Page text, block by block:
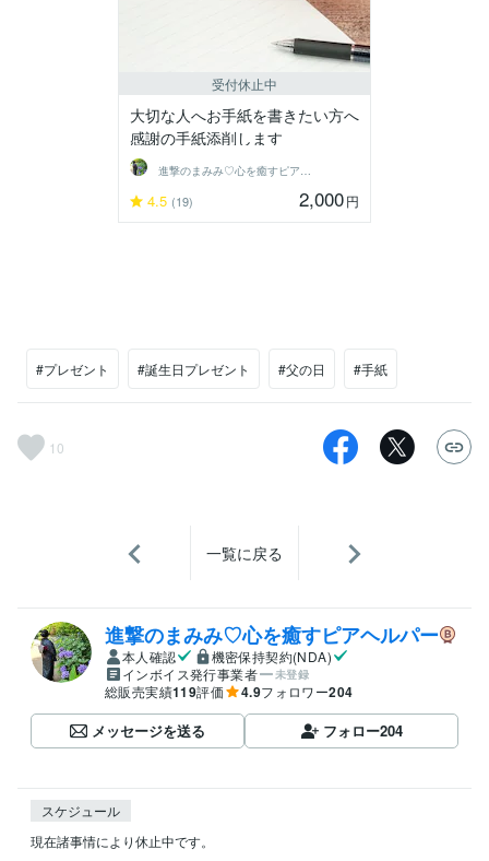
受付休止中
大切な人へお手紙を書きたい方へ
感謝の手紙添削します
進撃のまみみ♡心を癒すピアヘルパー
4.5 (19) 2,000円
#プレゼント #誕生日プレゼント #父の日 #手紙
10
一覧に戻る
進撃のまみみ♡心を癒すピアヘルパー
本人確認
機密保持契約(NDA)
インボイス発行事業者
未登録
総販売実績119評価 4.9フォロワー204
メッセージを送る フォロー204
スケジュール
現在諸事情により休止中です。